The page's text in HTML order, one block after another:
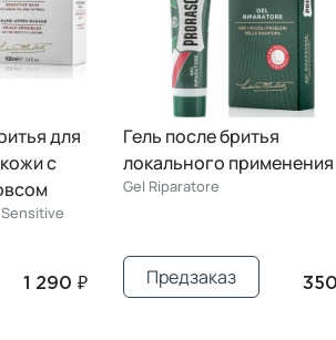
для
с
1 290 ₽
Гель после бритья
локального применения
Gel Riparatore
Предзаказ